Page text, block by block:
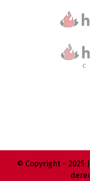
© Copyright – 2025